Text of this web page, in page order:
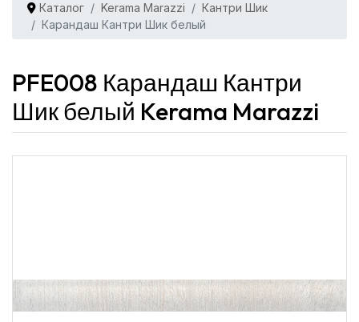
Каталог Kerama Marazzi
Кантри Шик
Карандаш Кантри Шик белый
PFE008 Карандаш Кантри
Шик белый Kerama Marazzi